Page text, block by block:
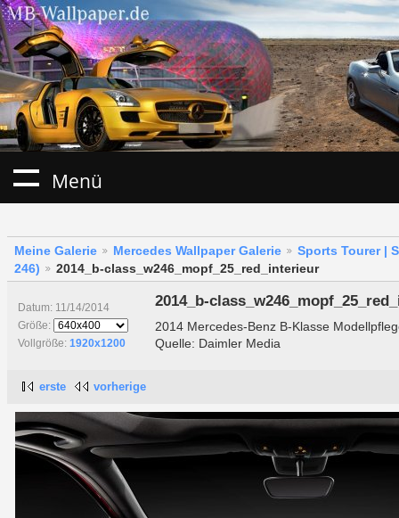
Menü
Meine Galerie Mercedes Wallpaper Galerie
Sports Tourer |
246)
2014_b-class_w246_mopf_25_red_interieur
Datum: 11/14/2014
Größe:
Vollgröße: 1920x1200
2014_b-
2014 Mercedes-Benz B-Klasse
Quelle: Daimler Media
erste vorherige